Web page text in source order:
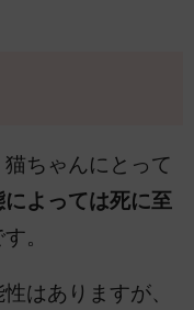
ちゃんにとって
によっては死に至
。
はありますが、